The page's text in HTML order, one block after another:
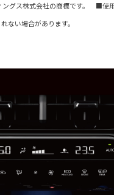
ングス株式会社の商標です。 ■使
ない場合があります。